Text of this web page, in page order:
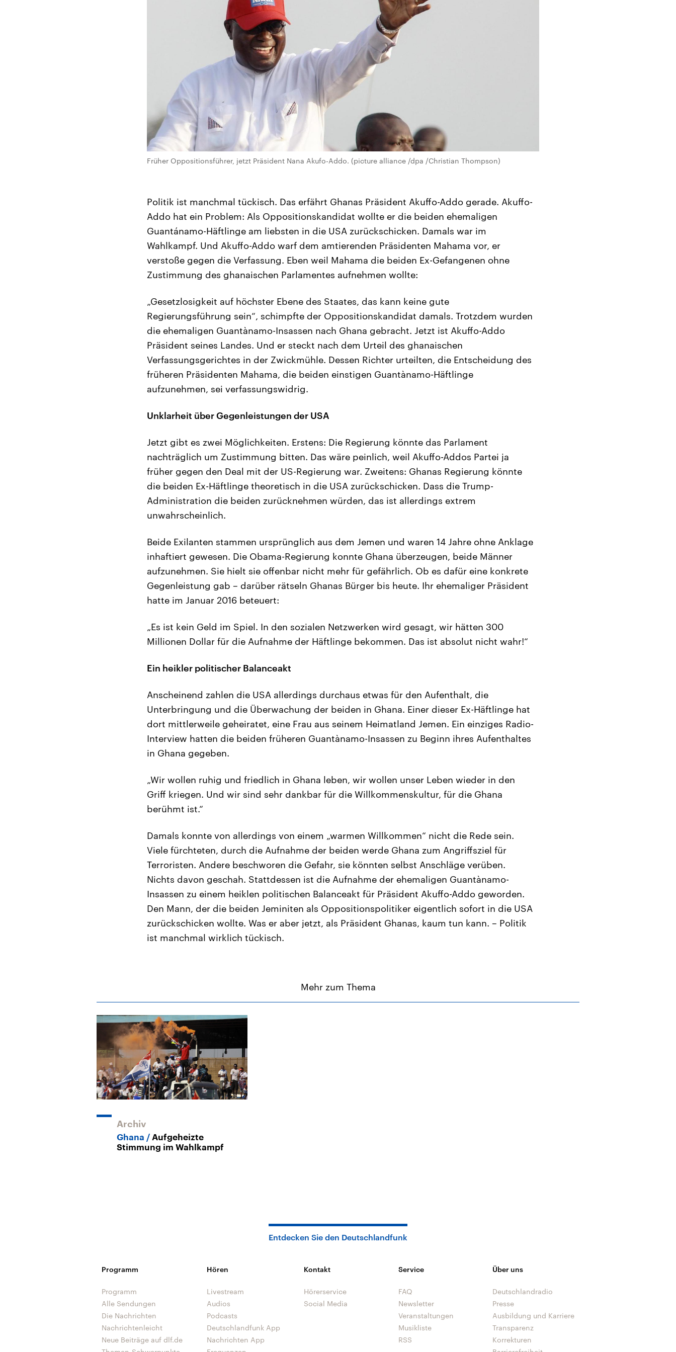
Früher Oppositionsführer, jetzt Präsident Nana Akufo-Addo. (picture alliance /dpa /Christian Thompson)
Politik ist manchmal tückisch. Das erfährt Ghanas Präsident Akuffo-Addo gerade. Akuffo-
Addo hat ein Problem: Als Oppositionskandidat wollte er die beiden ehemaligen
Guantánamo-Häftlinge am liebsten in die USA zurückschicken. Damals war im
Wahlkampf. Und Akuffo-Addo warf dem amtierenden Präsidenten Mahama vor, er
verstoße gegen die Verfassung. Eben weil Mahama die beiden Ex-Gefangenen ohne
Zustimmung des ghanaischen Parlamentes aufnehmen wollte:
„Gesetzlosigkeit auf höchster Ebene des Staates, das kann keine gute
Regierungsführung sein“, schimpfte der Oppositionskandidat damals. Trotzdem wurden
die ehemaligen Guantànamo-Insassen nach Ghana gebracht. Jetzt ist Akuffo-Addo
Präsident seines Landes. Und er steckt nach dem Urteil des ghanaischen
Verfassungsgerichtes in der Zwickmühle. Dessen Richter urteilten, die Entscheidung des
früheren Präsidenten Mahama, die beiden einstigen Guantànamo-Häftlinge
aufzunehmen, sei verfassungswidrig.
Unklarheit über Gegenleistungen der USA
Jetzt gibt es zwei Möglichkeiten. Erstens: Die Regierung könnte das Parlament
nachträglich um Zustimmung bitten. Das wäre peinlich, weil Akuffo-Addos Partei ja
früher gegen den Deal mit der US-Regierung war. Zweitens: Ghanas Regierung könnte
die beiden Ex-Häftlinge theoretisch in die USA zurückschicken. Dass die Trump-
Administration die beiden zurücknehmen würden, das ist allerdings extrem
unwahrscheinlich.
Beide Exilanten stammen ursprünglich aus dem Jemen und waren 14 Jahre ohne Anklage
inhaftiert gewesen. Die Obama-Regierung konnte Ghana überzeugen, beide Männer
aufzunehmen. Sie hielt sie offenbar nicht mehr für gefährlich. Ob es dafür eine konkrete
Gegenleistung gab – darüber rätseln Ghanas Bürger bis heute. Ihr ehemaliger Präsident
hatte im Januar 2016 beteuert:
„Es ist kein Geld im Spiel. In den sozialen Netzwerken wird gesagt, wir hätten 300
Millionen Dollar für die Aufnahme der Häftlinge bekommen. Das ist absolut nicht wahr!“
Ein heikler politischer Balanceakt
Anscheinend zahlen die USA allerdings durchaus etwas für den Aufenthalt, die
Unterbringung und die Überwachung der beiden in Ghana. Einer dieser Ex-Häftlinge hat
dort mittlerweile geheiratet, eine Frau aus seinem Heimatland Jemen. Ein einziges Radio-
Interview hatten die beiden früheren Guantànamo-Insassen zu Beginn ihres Aufenthaltes
in Ghana gegeben.
„Wir wollen ruhig und friedlich in Ghana leben, wir wollen unser Leben wieder in den
Griff kriegen. Und wir sind sehr dankbar für die Willkommenskultur, für die Ghana
berühmt ist.“
Damals konnte von allerdings von einem „warmen Willkommen“ nicht die Rede sein.
Viele fürchteten, durch die Aufnahme der beiden werde Ghana zum Angriffsziel für
Terroristen. Andere beschworen die Gefahr, sie könnten selbst Anschläge verüben.
Nichts davon geschah. Stattdessen ist die Aufnahme der ehemaligen Guantànamo-
Insassen zu einem heiklen politischen Balanceakt für Präsident Akuffo-Addo geworden.
Den Mann, der die beiden Jeminiten als Oppositionspolitiker eigentlich sofort in die USA
zurückschicken wollte. Was er aber jetzt, als Präsident Ghanas, kaum tun kann. – Politik
ist manchmal wirklich tückisch.
Mehr zum Thema
Archiv
Ghana
Aufgeheizte
Stimmung im Wahlkampf
Entdecken Sie den Deutschlandfunk
Programm
Programm
Alle Sendungen
Die Nachrichten
Nachrichtenleicht
Neue Beiträge auf dlf.de
Hören
Livestream
Audios
Podcasts
Deutschlandfunk App
Nachrichten App
Kontakt
Hörerservice
Social Media
Service
FAQ
Newsletter
Veranstaltungen
Musikliste
RSS
Über uns
Deutschlandradio
Presse
Ausbildung und Karriere
Transparenz
Korrekturen